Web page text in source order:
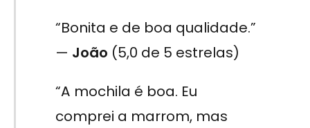
“Bonita e de boa qualidade.”
— João (5,0 de 5 estrelas)
“A mochila é boa. Eu
comprei a marrom, mas